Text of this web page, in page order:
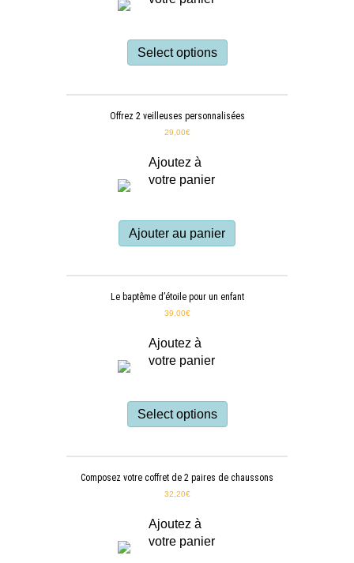
Select options
Offrez 2 veilleuses personnalisées
29,00€
Ajoutez à
votre panier
Ajouter au panier
Le baptême d’étoile pour un enfant
39,00€
Ajoutez à
votre panier
Select options
Composez votre coffret de 2 paires de chaussons
32,20€
Ajoutez à
votre panier